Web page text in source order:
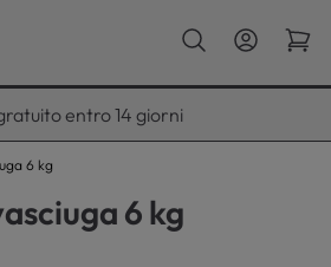
Klarna fino a 12 rate
6 kg
6 kg